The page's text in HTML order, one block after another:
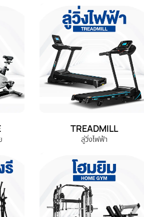
TREADMILL
ลู่วิ่งไฟฟ้า